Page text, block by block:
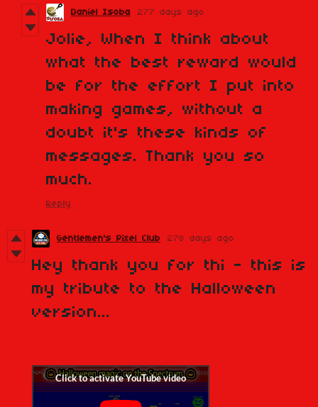
Daniel Isoba 277 days ago
Jolie, When I think about
what the best reward would
be for the effort I put into
making games, without a
doubt it's these kinds of
messages. Thank you so
much.
Reply
Gentlemen's Pixel Club 278 days ago
Hey thank you for thi - this is
my tribute to the Halloween
version...